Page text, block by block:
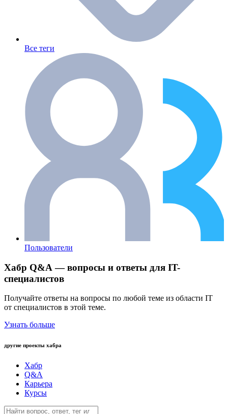
Все теги
Пользователи
Хабр Q&A — вопросы и ответы для IT-
специалистов
Получайте ответы на вопросы по любой теме из области IT
от специалистов в этой теме.
Узнать больше
другие проекты хабра
Хабр
Q&A
Карьера
Курсы